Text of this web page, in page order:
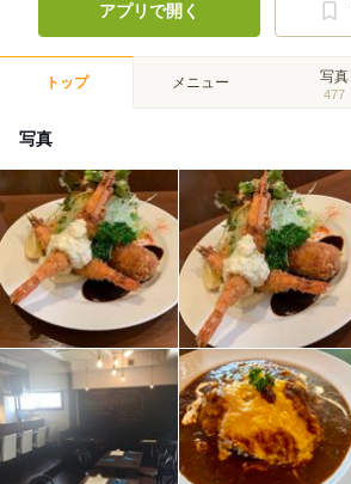
アプリで開く
トップ メニュー 写真
477
写真